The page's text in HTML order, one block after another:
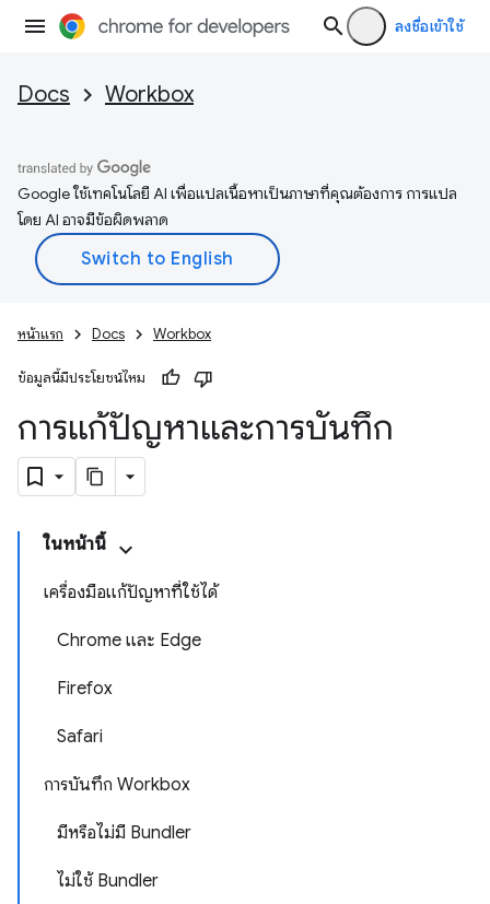
ลงชื่อเข้าใช้
Docs Workbox
Google ใช้เทคโนโลยี AI เพื่อแปลเนื้อหาเป็นภาษาที่คุณต้องการ การแปล
โดย AI อาจมีข้อผิดพลาด
หน้าแรก Docs Workbox
ข้อมูลนี้มีประโยชน์ไหม
การแก้ปัญหาและการบันทึก
ในหน้านี้
เครื่องมือแก้ปัญหาที่ใช้ได้
Chrome และ Edge
Firefox
Safari
การบันทึก Workbox
มีหรือไม่มี Bundler
ไม่ใช้ Bundler